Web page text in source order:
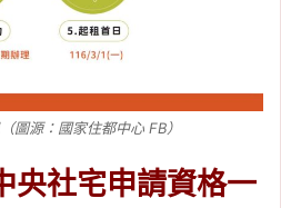
圖源：國家住都中心 FB）
央社宅申請資格一